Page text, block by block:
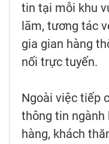
tin tại mỗi khu
lãm, tương tác
gia gian hàng
nối trực tuyến.
Ngoài việc tiếp
thông tin ngành
hàng, khách